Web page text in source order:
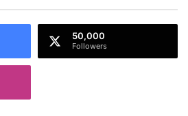
50,000
Followers